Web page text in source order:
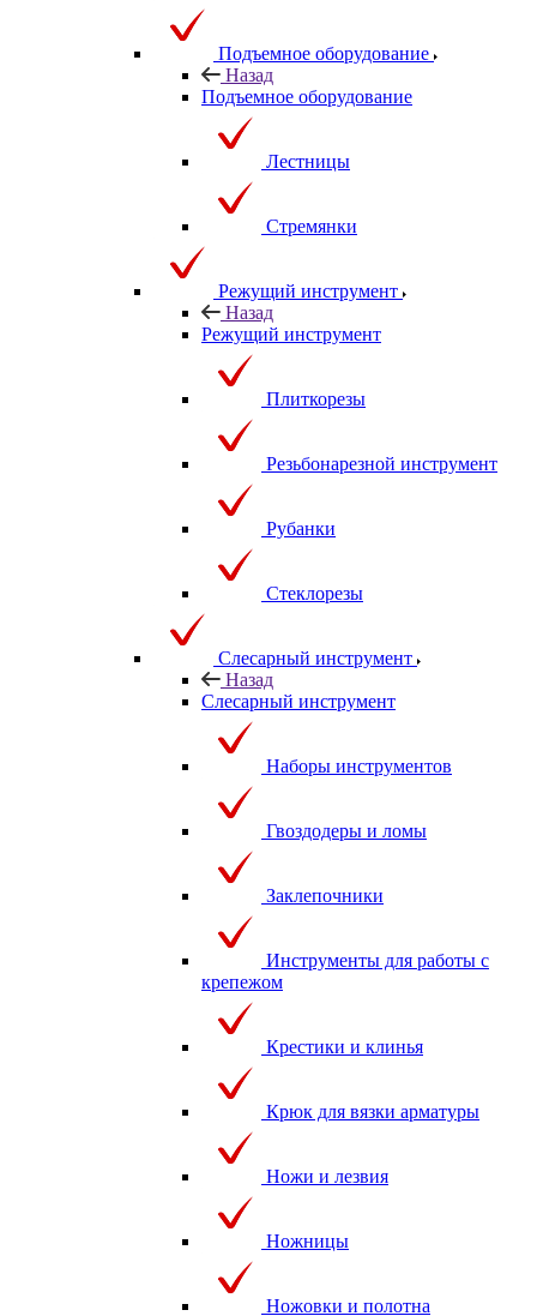
Подъемное оборудование
Назад
Подъемное оборудование
Лестницы
Стремянки
Режущий инструмент
Назад
Режущий инструмент
Плиткорезы
Резьбонарезной инструмент
Рубанки
Стеклорезы
Слесарный инструмент
Назад
Слесарный инструмент
Наборы инструментов
Гвоздодеры и ломы
Заклепочники
Инструменты для работы с
крепежом
Крестики и клинья
Крюк для вязки арматуры
Ножи и лезвия
Ножницы
Ножовки и полотна